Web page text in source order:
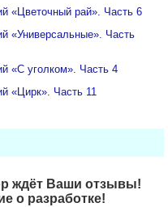
«Цветочный рай». Часть 6
«Универсальные». Часть
«С уголком». Часть 4
«Цирк». Часть 11
ждёт Ваши отзывы!
о разработке!